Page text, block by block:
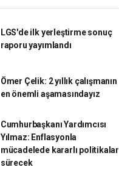
LGS'de ilk yerleştirme sonuç
raporu yayımlandı
Ömer Çelik: 2 yıllık çalışmanın
en önemli aşamasındayız
Cumhurbaşkanı Yardımcısı
Yılmaz: Enflasyonla
mücadelede kararlı politikalar
sürecek